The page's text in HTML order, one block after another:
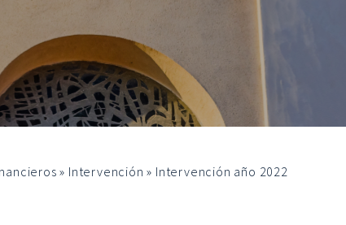
» Intervención » Intervención año 2022